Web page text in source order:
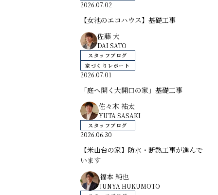
2026.07.02
【女池のエコハウス】基礎工事
佐藤 大
DAI SATO
スタッフブログ
家づくりレポート
2026.07.01
「庭へ開く大開口の家」基礎工事
佐々木 祐太
YUTA SASAKI
スタッフブログ
2026.06.30
【米山台の家】防水・断熱工事が進んで
います
福本 純也
JUNYA HUKUMOTO